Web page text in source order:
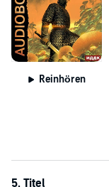
Reinhören
5. Titel